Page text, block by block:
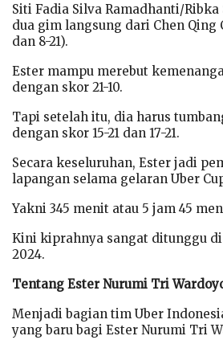
Siti Fadia Silva Ramadhanti/
dua gim langsung dari Chen Qing
dan 8-21).
Ester mampu merebut
dengan skor 21-10.
Tapi setelah itu, dia harus
dengan skor 15-21 dan 17-21.
Secara keseluruhan, Ester jadi
lapangan selama gelaran Uber
Yakni 345 menit atau 5 jam 45
Kini kiprahnya sangat ditunggu
2024.
Tentang Ester Nurumi Tri
Menjadi bagian tim Uber
yang baru bagi Ester Nurumi Tri